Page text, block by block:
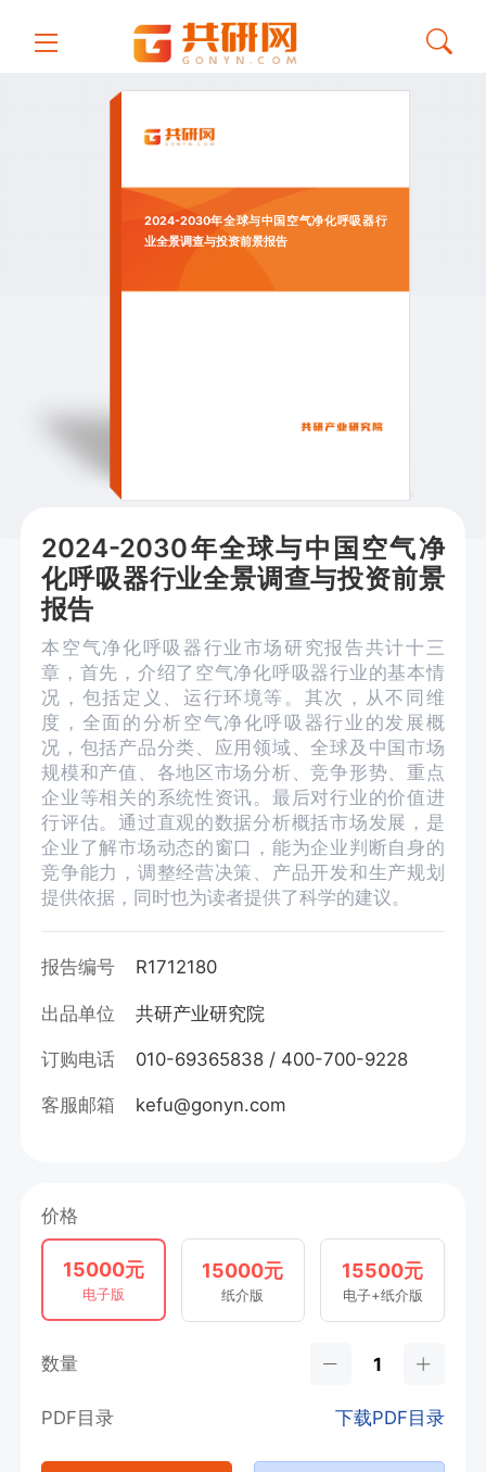
2024-2030年全球与中国空气净化呼吸器行
业全景调查与投资前景报告
2024-2030年全球与中国空气净
化呼吸器行业全景调查与投资前景
报告
本空气净化呼吸器行业市场研究报告共计十三
章，首先，介绍了空气净化呼吸器行业的基本情
况，包括定义、运行环境等。其次，从不同维
度，全面的分析空气净化呼吸器行业的发展概
况，包括产品分类、应用领域、全球及中国市场
规模和产值、各地区市场分析、竞争形势、重点
企业等相关的系统性资讯。最后对行业的价值进
行评估。通过直观的数据分析概括市场发展，是
企业了解市场动态的窗口，能为企业判断自身的
竞争能力，调整经营决策、产品开发和生产规划
提供依据，同时也为读者提供了科学的建议。
报告编号 R1712180
出品单位 共研产业研究院
订购电话 010-69365838 / 400-700-9228
客服邮箱 kefu@gonyn.com
价格
15000元
电子版
15000元
纸介版
15500元
电子+纸介版
数量
PDF目录 下载PDF目录